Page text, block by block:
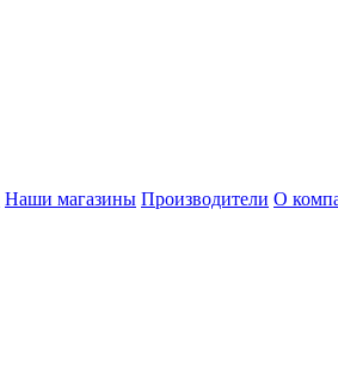
Наши магазины Производители О